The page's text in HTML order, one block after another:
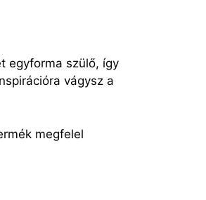
egyforma szülő, így
vágysz a
megfelel